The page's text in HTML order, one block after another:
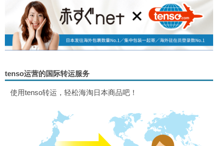
tenso运营的国际转运服务
使用tenso转运，轻松海淘日本商品吧！